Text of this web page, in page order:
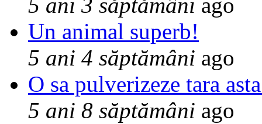
5 ani 3 săptămâni ago
Un animal superb!
5 ani 4 săptămâni ago
O sa pulverizeze tara
5 ani 8 săptămâni ago